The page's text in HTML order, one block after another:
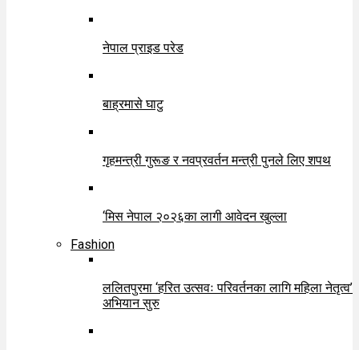
नेपाल प्राइड परेड
बाह्रमासे घाटु
गृहमन्त्री गुरूङ र नवप्रवर्तन मन्त्री पुनले लिए शपथ
‘मिस नेपाल २०२६का लागी आवेदन खुल्ला
Fashion
ललितपुरमा ‘हरित उत्सवः परिवर्तनका लागि महिला नेतृत्व’
अभियान सुरु